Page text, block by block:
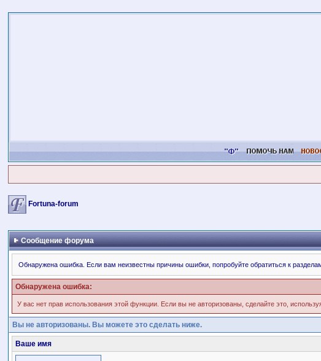
Fortuna-forum
Сообщение форума
Обнаружена ошибка. Если вам неизвестны причины ошибки, попробуйте обратиться к
Обнаружена ошибка:
У вас нет прав использования этой функции. Если вы не авторизованы, сделайте это,
Вы не авторизованы. Вы можете это сделать ниже.
Ваше имя